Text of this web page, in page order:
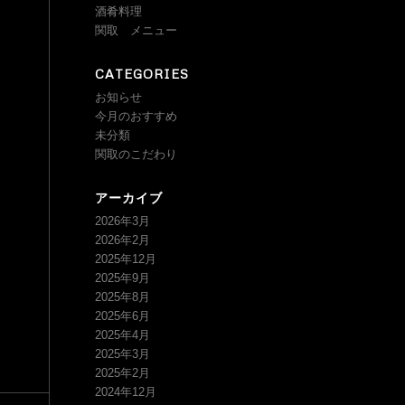
酒肴料理
関取 メニュー
CATEGORIES
お知らせ
今月のおすすめ
未分類
関取のこだわり
アーカイブ
2026年3月
2026年2月
2025年12月
2025年9月
2025年8月
2025年6月
2025年4月
2025年3月
2025年2月
2024年12月